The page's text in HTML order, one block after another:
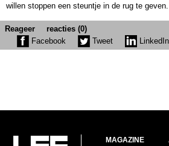
willen stoppen een steuntje in de rug te geven.
Reageer
reacties (0)
Facebook
Tweet LinkedIn
MAGAZINE